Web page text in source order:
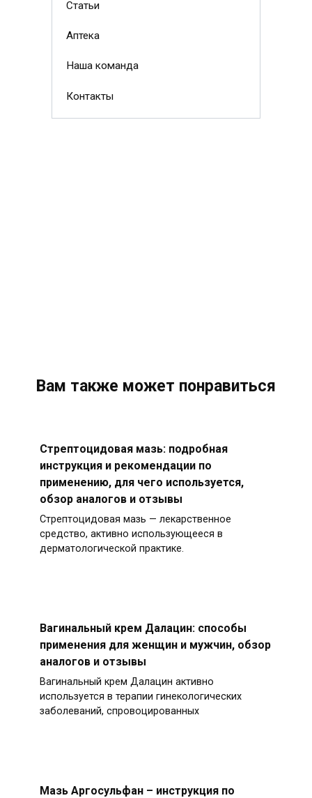
Статьи
Аптека
Наша команда
Контакты
Вам также может понравиться
Стрептоцидовая мазь: подробная
инструкция и рекомендации по
применению, для чего используется,
обзор аналогов и отзывы
Стрептоцидовая мазь — лекарственное
средство, активно использующееся в
дерматологической практике.
Вагинальный крем Далацин: способы
применения для женщин и мужчин, обзор
аналогов и отзывы
Вагинальный крем Далацин активно
используется в терапии гинекологических
заболеваний, спровоцированных
Мазь Аргосульфан – инструкция по